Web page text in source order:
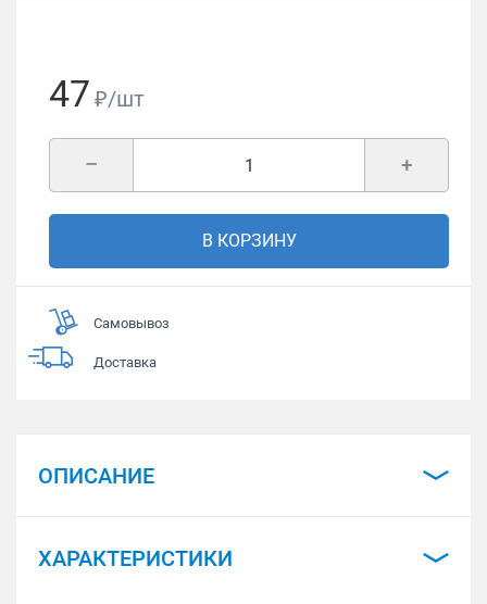
47 ₽/шт
+
–
В КОРЗИНУ
Самовывоз
Доставка
ОПИСАНИЕ
ХАРАКТЕРИСТИКИ